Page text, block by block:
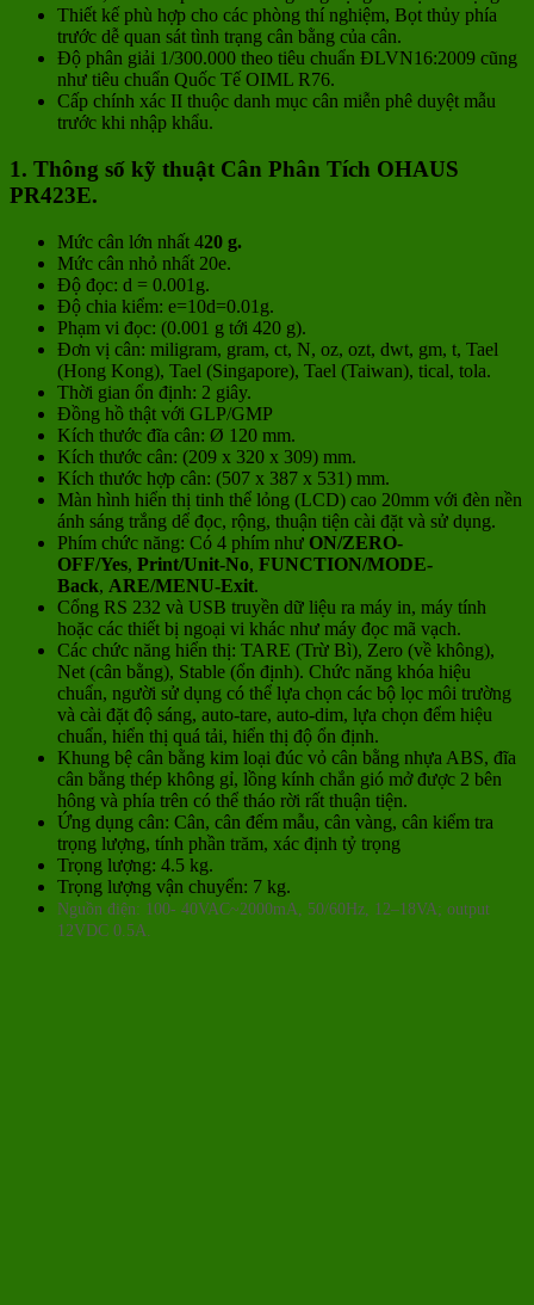
Thiết kế phù hợp cho các phòng thí nghiệm, Bọt thủy phía
trước dễ quan sát tình trạng cân bằng của cân.
Độ phân giải 1/300.000 theo tiêu chuẩn ĐLVN16:2009 cũng
như tiêu chuẩn Quốc Tế OIML R76.
Cấp chính xác II thuộc danh mục cân miễn phê duyệt mẫu
trước khi nhập khẩu.
1. Thông số kỹ thuật Cân Phân Tích OHAUS
PR423E.
Mức cân lớn nhất 420 g.
Mức cân nhỏ nhất 20e.
Độ đọc: d = 0.001g.
Độ chia kiểm: e=10d=0.01g.
Phạm vi đọc: (0.001 g tới 420 g).
Đơn vị cân: miligram, gram, ct, N, oz, ozt, dwt, gm, t, Tael
(Hong Kong), Tael (Singapore), Tael (Taiwan), tical, tola.
Thời gian ổn định: 2 giây.
Đồng hồ thật với GLP/GMP
Kích thước đĩa cân: Ø 120 mm.
Kích thước cân: (209 x 320 x 309) mm.
Kích thước hợp cân: (507 x 387 x 531) mm.
Màn hình hiển thị tinh thể lỏng (LCD) cao 20mm với đèn nền
ánh sáng trắng dể đọc, rộng, thuận tiện cài đặt và sử dụng.
Phím chức năng: Có 4 phím như ON/ZERO-
OFF/Yes, Print/Unit-No, FUNCTION/MODE-
Back, ARE/MENU-Exit.
Cổng RS 232 và USB truyền dữ liệu ra máy in, máy tính
hoặc các thiết bị ngoại vi khác như máy đọc mã vạch.
Các chức năng hiển thị: TARE (Trừ Bì), Zero (về không),
Net (cân bằng), Stable (ổn định). Chức năng khóa hiệu
chuẩn, người sử dụng có thể lựa chọn các bộ lọc môi trường
và cài đặt độ sáng, auto-tare, auto-dim, lựa chọn đểm hiệu
chuẩn, hiển thị quá tải, hiển thị độ ổn định.
Khung bệ cân bằng kim loại đúc vỏ cân bằng nhựa ABS, đĩa
cân bằng thép không gỉ, lồng kính chắn gió mở được 2 bên
hông và phía trên có thể tháo rời rất thuận tiện.
Ứng dụng cân: Cân, cân đếm mẫu, cân vàng, cân kiểm tra
trọng lượng, tính phần trăm, xác định tỷ trọng
Trọng lượng: 4.5 kg.
Trọng lượng vận chuyển: 7 kg.
Nguồn điện: 100- 40VAC~2000mA, 50/60Hz, 12–18VA; output
12VDC 0.5A.